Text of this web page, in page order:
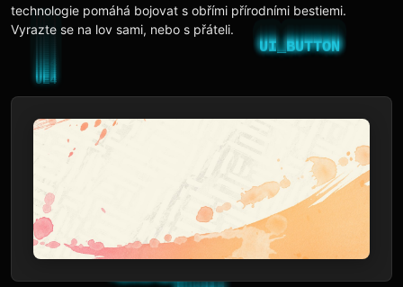
technologie pomáhá bojovat s obřími přírodními bestiemi.
Vyrazte se na lov sami, nebo s přáteli.